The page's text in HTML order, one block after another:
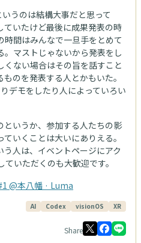
うのは結構大事だと思って
ていたけど最後に成果発表の時
間はみんなで一旦手をとめて
マストじゃないから発表をし
ない場合はその旨を話すこと
のを発表する人とかもいた。
デモをしたり人によっていろい
というか、参加する人たちの影
いくことは大いにありえる。
人は、イベントページにアク
いただくのも大歓迎です。
@本八幡 · Luma
AI Codex visionOS XR
Share